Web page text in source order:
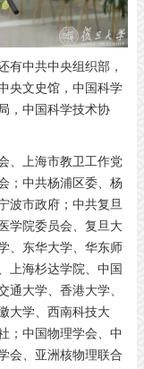
有中共中央组织部，
央文史馆，中国科学
，中国科学技术协
、上海市教卫工作党
；中共杨浦区委、杨
波市政府；中共复旦
学院委员会、复旦大
、东华大学、华东师
上海杉达学院、中国
通大学、香港大学、
大学、西南科技大
；中国物理学会、中
会、亚洲核物理联合